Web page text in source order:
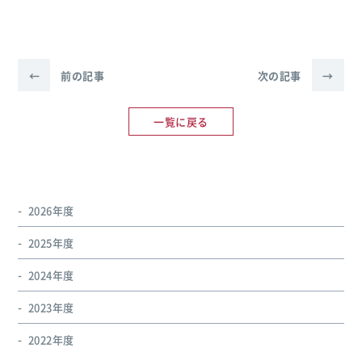
← 前の記事
一覧に戻る
次の記事 →
2026年度
2025年度
2024年度
2023年度
2022年度